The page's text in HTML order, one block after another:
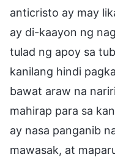
anticristo ay may
ay di-kaayon ng
tulad ng apoy sa
kanilang hindi
bawat araw na
mahirap para sa
ay nasa panganib
mawasak, at